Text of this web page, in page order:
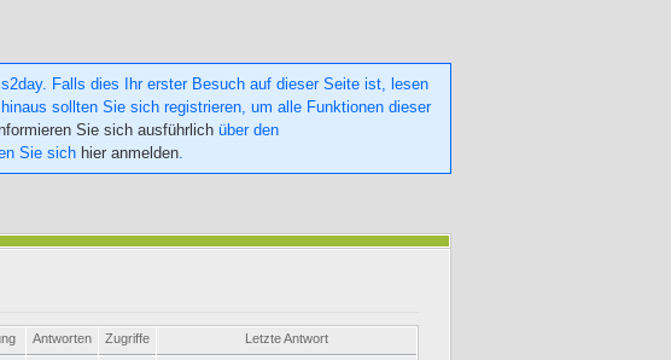
Falls dies Ihr erster Besuch auf dieser Seite ist, lesen
sollten Sie sich registrieren, um alle Funktionen dieser
Sie sich ausführlich über den
Sie sich hier anmelden.
Antworten Zugriffe Letzte Antwort